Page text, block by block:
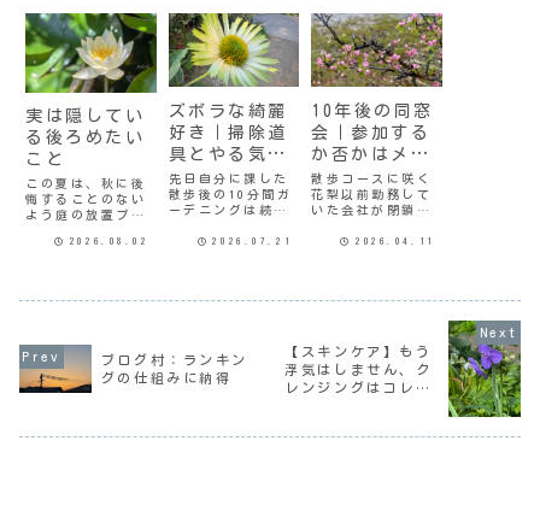
実は隠してい
る後ろめたい
こと
この夏は、秋に後
悔することのない
よう庭の放置プレ
に決心した。決心
とがある。毎朝10
分間ガーデニング
はやっている。10
2026.08.02
ズボラな綺麗
好き｜掃除道
具とやる気の
関係
先日自分に課した
散歩後の10分間ガ
ーデニングは続い
帰ると汗だくだけ
終わらないんだけ
と、ドヤ顔しても
まだ10日。これか
らも頑張るよ。掃
2026.07.21
10年後の同窓
会｜参加する
か否かはメン
バー次第？
散歩コースに咲く
花梨以前勤務して
いた会社が閉鎖に
したのは10年前
た。実はわたしに
ね、出席メンバー
がちょっと気にな
るところ。とはい
2026.04.11
ブログ村：ランキン
グの仕組みに納得
【スキンケア】もう
浮気はしません、ク
レンジングはコレ一